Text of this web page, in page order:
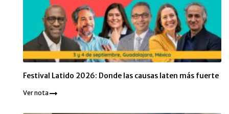
Festival Latido 2026: Donde las causas laten más fuerte
Ver nota